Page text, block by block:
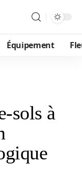
Équipement
sols à